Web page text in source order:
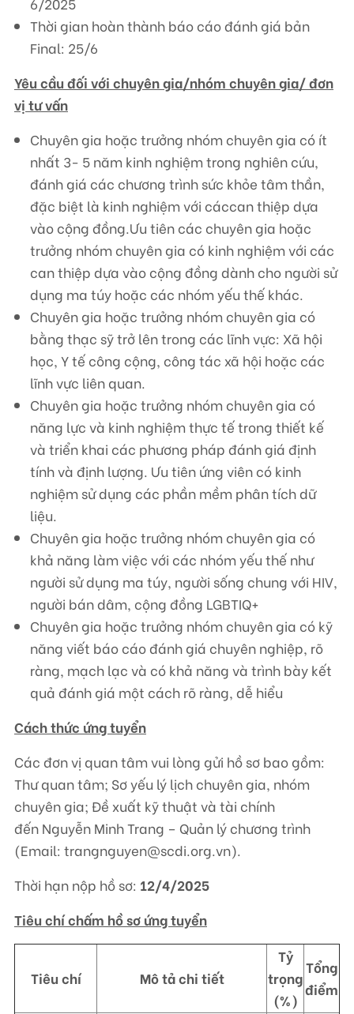
Thời gian hoàn thành báo cáo đánh giá bản
Final: 25/6
Yêu cầu đối với chuyên gia/nhóm chuyên gia/ đơn
vị tư vấn
Chuyên gia hoặc trưởng nhóm chuyên gia có ít
nhất 3- 5 năm kinh nghiệm trong nghiên cứu,
đánh giá các chương trình sức khỏe tâm thần,
đặc biệt là kinh nghiệm với cáccan thiệp dựa
vào cộng đồng.Ưu tiên các chuyên gia hoặc
trưởng nhóm chuyên gia có kinh nghiệm với các
can thiệp dựa vào cộng đồng dành cho người sử
dụng ma túy hoặc các nhóm yếu thế khác.
Chuyên gia hoặc trưởng nhóm chuyên gia có
bằng thạc sỹ trở lên trong các lĩnh vực: Xã hội
học, Y tế công cộng, công tác xã hội hoặc các
lĩnh vực liên quan.
Chuyên gia hoặc trưởng nhóm chuyên gia có
năng lực và kinh nghiệm thực tế trong thiết kế
và triển khai các phương pháp đánh giá định
tính và định lượng. Ưu tiên ứng viên có kinh
nghiệm sử dụng các phần mềm phân tích dữ
liệu.
Chuyên gia hoặc trưởng nhóm chuyên gia có
khả năng làm việc với các nhóm yếu thế như
người sử dụng ma túy, người sống chung với HIV,
người bán dâm, cộng đồng LGBTIQ+
Chuyên gia hoặc trưởng nhóm chuyên gia có kỹ
năng viết báo cáo đánh giá chuyên nghiệp, rõ
ràng, mạch lạc và có khả năng và trình bày kết
quả đánh giá một cách rõ ràng, dễ hiểu
Cách thức ứng tuyển
Các đơn vị quan tâm vui lòng gửi hồ sơ bao gồm:
Thư quan tâm; Sơ yếu lý lịch chuyên gia, nhóm
chuyên gia; Đề xuất kỹ thuật và tài chính
đến Nguyễn Minh Trang – Quản lý chương trình
(Email: trangnguyen@scdi.org.vn).
Thời hạn nộp hồ sơ: 12/4/2025
Tiêu chí chấm hồ sơ ứng tuyển
Tiêu chí Mô tả chi tiết
Tỷ
trọng
(%)
Tổng
điểm